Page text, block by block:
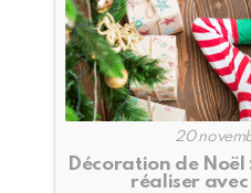
20
Décoration de Noël
réaliser avec